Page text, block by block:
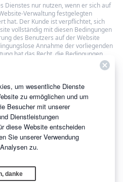
Dienstes nur nutzen, wenn er sich auf
Verwaltung festgelegten
hat. Der Kunde ist verpflichtet, sich
vollständig mit diesen Bedingungen
des Benutzers auf der Website
Annahme der vorliegenden
hat das Recht, die Bedingungen
zu ändern. Solche Änderungen
der neuen Version der
einverstanden ist, muss er auf den
die Nutzung der auf der Website
erbrachten Dienstleistungen
iPhone finden
MoneroRipple
um wesentliche Dienste
zu ermöglichen und um
Besucher mit unserer
Dienstleistungen
diese Website entscheiden
Sie unserer Verwendung
zu.
danke